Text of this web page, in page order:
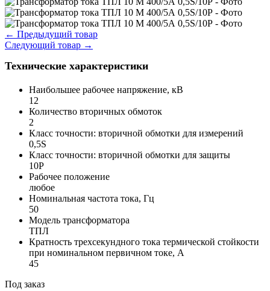
← Предыдущий товар
Следующий товар →
Технические характеристики
Наибольшее рабочее напряжение, кВ
12
Количество вторичных обмоток
2
Класс точности: вторичной обмотки для измерений
0,5S
Класс точности: вторичной обмотки для защиты
10P
Рабочее положение
любое
Номинальная частота тока, Гц
50
Модель трансформатора
ТПЛ
Кратность трехсекундного тока термической стойкости
при номинальном первичном токе, А
45
Под заказ